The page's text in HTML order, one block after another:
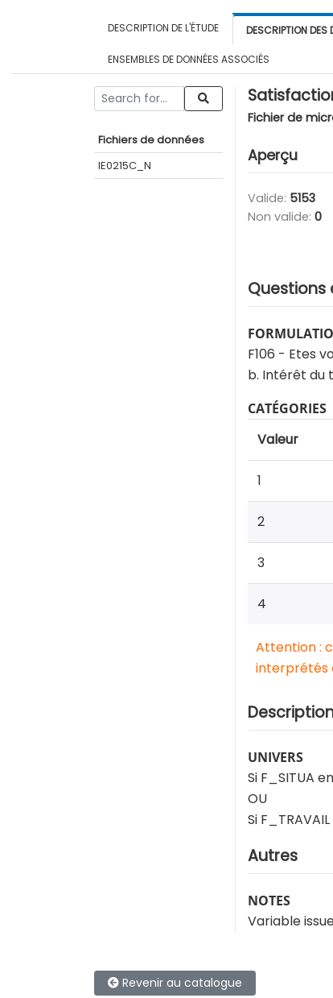
DESCRIPTION DE L'ÉTUDE DESCRIPTION DES
ENSEMBLES DE DONNÉES ASSOCIÉS
Fichiers de données
IE0215C_N
Fichier de
Aperçu
Valide: 5153
Non valide: 0
Questions
F106 - Etes
b. Intérêt du
CATÉGORIES
Valeur
1
2
3
4
Attention :
interprétés
UNIVERS
Si F_SITUA
OU
Si F_TRAVAIL
Autres
NOTES
Variable
Revenir au catalogue